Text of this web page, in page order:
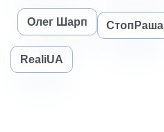
Олег Шарп СтопРаша
RealiUA